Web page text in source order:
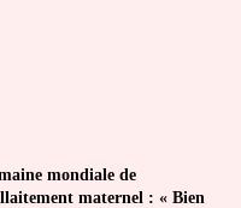
mondiale de
maternel : « Bien